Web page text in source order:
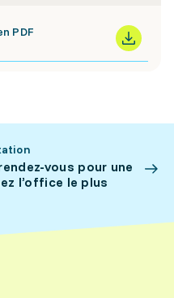
PDF
vous pour une
l’office le plus